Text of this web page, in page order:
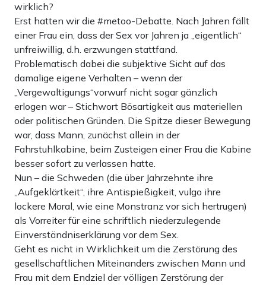
getroffen werden. Eine pauschale Einmischung in das
alltägliche Sexleben aller Menschen kann nicht der
richtige Weg sein. Gerade die – wie man so schön sagt –
Schneeflöckchen-Generation ist schon jetzt unglaublich
vorsichtig beim Daten geworden. Zu groß ist die Angst,
als toxisch männlich zu gelten. Wenn diese Bewegung
fortgesetzt wird, kann man sich vorstellen, dass einige
Leute einfach zur Sicherheit erst einmal gar keinen Sex
mehr haben werden. Allerdings: Damit ist die Frau dann
womöglich auch nicht einverstanden.
Teilen:
Zu den Kommentaren (53)
Einmalig Monatlich
wirklich?
Erst hatten wir die #metoo-Debatte. Nach Jahren fällt
einer Frau ein, dass der Sex vor Jahren ja „eigentlich“
unfreiwillig, d.h. erzwungen stattfand.
Problematisch dabei die subjektive Sicht auf das
damalige eigene Verhalten – wenn der
„Vergewaltigungs“vorwurf nicht sogar gänzlich
erlogen war – Stichwort Bösartigkeit aus materiellen
oder politischen Gründen. Die Spitze dieser Bewegung
war, dass Mann, zunächst allein in der
Fahrstuhlkabine, beim Zusteigen einer Frau die Kabine
besser sofort zu verlassen hatte.
Nun – die Schweden (die über Jahrzehnte ihre
„Aufgeklärtkeit“, ihre Antispießigkeit, vulgo ihre
lockere Moral, wie eine Monstranz vor sich hertrugen)
als Vorreiter für eine schriftlich niederzulegende
Einverständniserklärung vor dem Sex.
Geht es nicht in Wirklichkeit um die Zerstörung des
gesellschaftlichen Miteinanders zwischen Mann und
Frau mit dem Endziel der völligen Zerstörung der